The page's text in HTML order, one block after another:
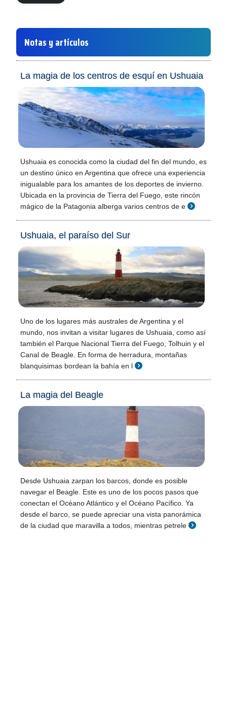
Notas y artículos
La magia de los centros de esquí en Ushuaia
Ushuaia es conocida como la ciudad del fin del mundo, es
un destino único en Argentina que ofrece una experiencia
inigualable para los amantes de los deportes de invierno.
Ubicada en la provincia de Tierra del Fuego, este rincón
mágico de la Patagonia alberga varios centros de e
Ushuaia, el paraíso del Sur
Uno de los lugares más australes de Argentina y el
mundo, nos invitan a visitar lugares de Ushuaia, como así
también el Parque Nacional Tierra del Fuego, Tolhuin y el
Canal de Beagle. En forma de herradura, montañas
blanquisimas bordean la bahía en l
La magia del Beagle
Desde Ushuaia zarpan los barcos, donde es posible
navegar el Beagle. Este es uno de los pocos pasos que
conectan el Océano Atlántico y el Océano Pacífico. Ya
desde el barco, se puede apreciar una vista panorámica
de la ciudad que maravilla a todos, mientras petrele